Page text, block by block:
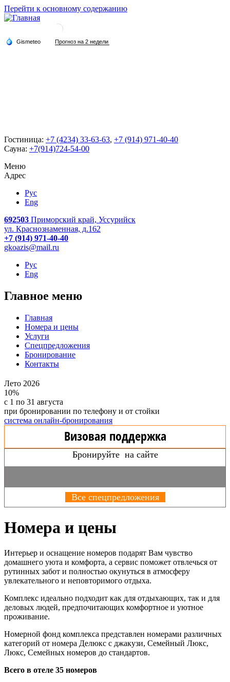
Перейти к основному содержанию
Гостиница: +7 (4234) 33-63-63, +7 (914) 971-40-40
Сауна: +7(914)724-54-00
Меню
Адрес
Рус
Eng
692503 Приморский край, Уссурийск
ул. Краснознаменная, д.162
+7 (914) 971-40-40
gkoazis@mail.ru
Рус
Eng
Главное меню
Главная
Номера и цены
Услуги
Спецпредложения
Бронирование
Контакты
Лето 2026
10%
с 1 по 31 августа
при бронировании по телефону и от стойки
система онлайн-бронирования
Визовая поддержка
Бронируйте на сайте
Все спецпредложения
Номера и цены
Интерьер и оснащение номеров подарят Вам чувство
домашнего уюта и комфорта, а сервис поможет отвлечься от
рутинных забот и полностью окунуться в атмосферу
увлекательного и неповторимого отдыха.
Комплекс идеально подходит как для отдыхающих, так и для
деловых людей, предпочитающих комфортное и уютное
проживание.
Номерной фонд комплекса представлен номерами различных
категорий от номера Делюкс с джакузи, Семейный Люкс,
Люкс, Семейных номеров до стандартов.
Всего в отеле 35 номеров